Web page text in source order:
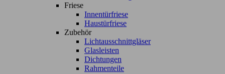
Friese
Innentürfriese
Haustürfriese
Zubehör
Lichtausschnittgläser
Glasleisten
Dichtungen
Rahmenteile